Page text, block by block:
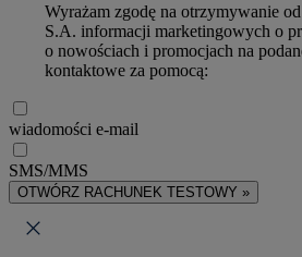
Wyrażam zgodę na otrzymywanie
S.A. informacji marketingowych o
o nowościach i promocjach na
kontaktowe za pomocą:
wiadomości e-mail
SMS/MMS
OTWÓRZ RACHUNEK TESTOWY »